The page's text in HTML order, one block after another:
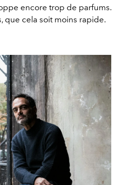
encore trop de parfums.
que cela soit moins rapide.